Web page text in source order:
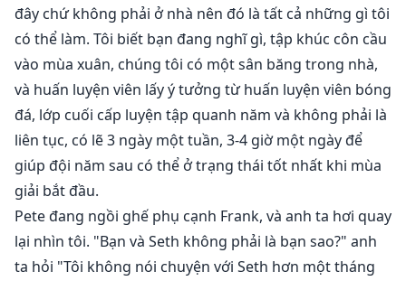
đây chứ không phải ở nhà nên đó là tất cả những gì tôi
có thể làm. Tôi biết bạn đang nghĩ gì, tập khúc côn cầu
vào mùa xuân, chúng tôi có một sân băng trong nhà,
và huấn luyện viên lấy ý tưởng từ huấn luyện viên bóng
đá, lớp cuối cấp luyện tập quanh năm và không phải là
liên tục, có lẽ 3 ngày một tuần, 3-4 giờ một ngày để
giúp đội năm sau có thể ở trạng thái tốt nhất khi mùa
giải bắt đầu.
Pete đang ngồi ghế phụ cạnh Frank, và anh ta hơi quay
lại nhìn tôi. "Bạn và Seth không phải là bạn sao?" anh
ta hỏi "Tôi không nói chuyện với Seth hơn một tháng